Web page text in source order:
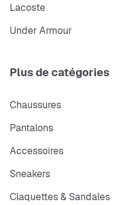
Lacoste
Under Armour
Plus de catégories
Chaussures
Pantalons
Accessoires
Sneakers
Claquettes & Sandales